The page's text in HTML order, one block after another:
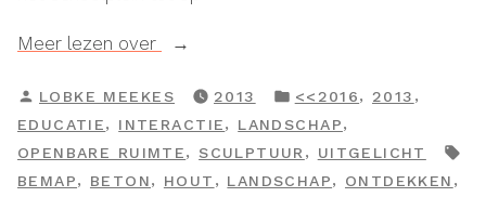
Meer lezen over “Stammentafel”
GEPLAATST
DOOR
LOBKE MEEKES 2013
GEPLAATST
IN
<<2016, 2013 ,
EDUCATIE, INTERACTIE, LANDSCHAP,
OPENBARE RUIMTE, SCULPTUUR , UITGELICHT
BEMAP, BETON, HOUT , LANDSCHAP, ONTDEKKEN ,